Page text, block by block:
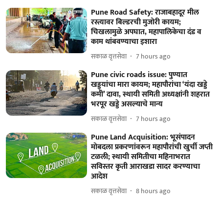
Pune Road Safety: राजाबहादूर मील
रस्त्यावर बिल्डरची मुजोरी कायम;
चिखलामुळे अपघात, महापालिकेचा दंड व
काम थांबवण्याचा इशारा
सकाळ वृत्तसेवा 7 hours ago
Pune civic roads issue: पुण्यात
खड्ड्यांचा मारा कायम; महापौरांचा ‘यंदा खड्डे
कमी’ दावा, स्थायी समिती अध्यक्षांनी शहरात
भरपूर खड्डे असल्याचे मान्य
सकाळ वृत्तसेवा 7 hours ago
Pune Land Acquisition: भूसंपादन
मोबदला प्रकरणांवरून महापौरांची खुर्ची जप्ती
टळली; स्थायी समितीचा महिनाभरात
सविस्तर कृती आराखडा सादर करण्याचा
आदेश
सकाळ वृत्तसेवा 8 hours ago